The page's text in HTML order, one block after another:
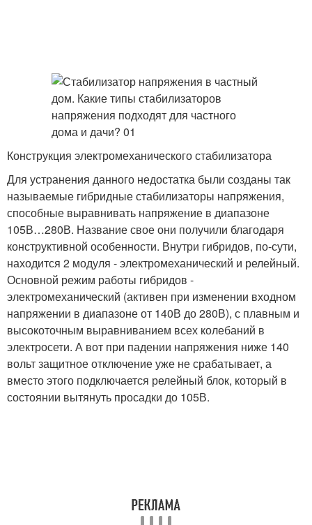
Конструкция электромеханического стабилизатора
Для устранения данного недостатка были созданы так
называемые гибридные стабилизаторы напряжения,
способные выравнивать напряжение в диапазоне
105В…280В. Название свое они получили благодаря
конструктивной особенности. Внутри гибридов, по-сути,
находится 2 модуля - электромеханический и релейный.
Основной режим работы гибридов -
электромеханический (активен при изменении входном
напряжении в диапазоне от 140В до 280В), с плавным и
высокоточным выравниванием всех колебаний в
электросети. А вот при падении напряжения ниже 140
вольт защитное отключение уже не срабатывает, а
вместо этого подключается релейный блок, который в
состоянии вытянуть просадки до 105В.